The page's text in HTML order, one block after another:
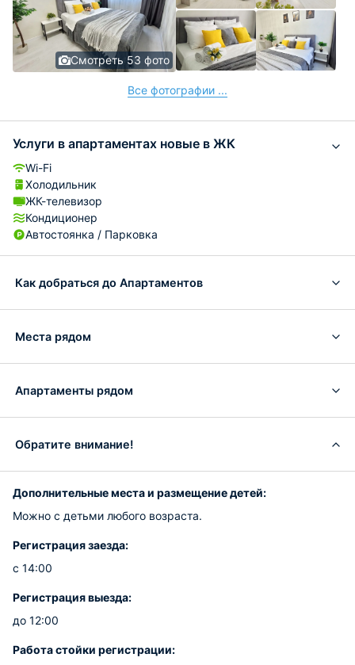
Смотреть 53 фото
Все фотографии ...
Услуги в апартаментах новые в ЖК
Wi-Fi
Холодильник
ЖК-телевизор
Кондиционер
Автостоянка / Парковка
Как добраться до Апартаментов
Места рядом
Апартаменты рядом
Обратите внимание!
Дополнительные места и размещение детей:
Можно с детьми любого возраста.
Регистрация заезда:
с 14:00
Регистрация выезда:
до 12:00
Работа стойки регистрации: